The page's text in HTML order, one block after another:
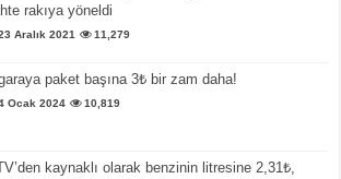
rakıya yöneldi
Aralık 2021 11,279
paket başına 3₺ bir zam daha!
Ocak 2024 10,819
kaynaklı olarak benzinin litresine 2,31₺,